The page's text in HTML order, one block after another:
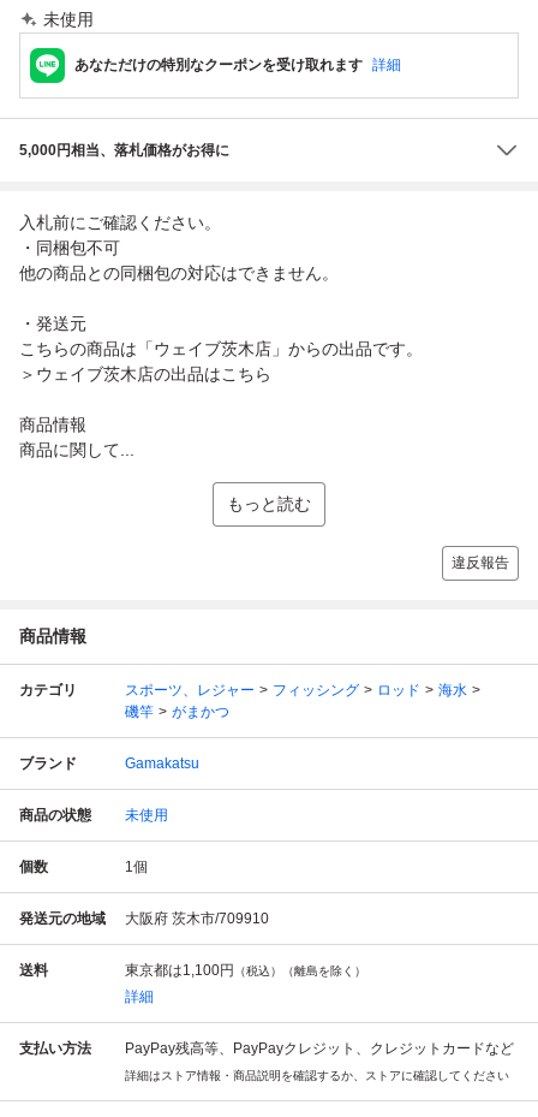
未使用
あなただけの特別なクーポンを受け取れます 詳細
5,000円相当、落札価格がお得に
入札前にご確認ください。
・同梱包不可
他の商品との同梱包の対応はできません。
・発送元
こちらの商品は「ウェイブ茨木店」からの出品です。
＞ウェイブ茨木店の出品はこちら
商品情報
商品に関して...
もっと読む
違反報告
商品情報
カテゴリ スポーツ、レジャー フィッシング ロッド
海水
磯竿
がまかつ
ブランド Gamakatsu
商品の状態 未使用
個数 1個
発送元の地域 大阪府 茨木市/709910
送料 東京都は1,100円 （税込）（離島を除く）
詳細
支払い方法 PayPay残高等、PayPayクレジット、クレジットカードなど
詳細はストア情報・商品説明を確認するか、ストアに確認してください